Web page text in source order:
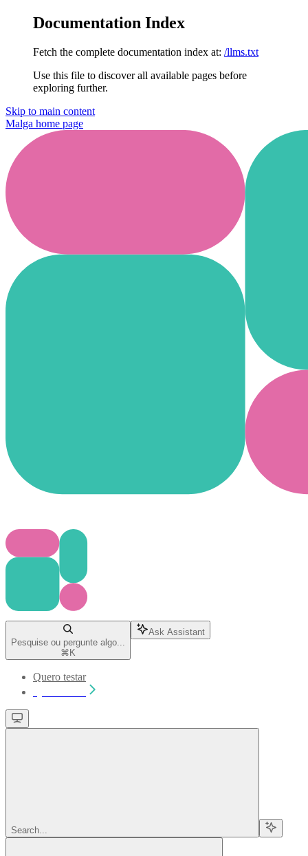
Documentation Index
Fetch the complete documentation index at: /llms.txt
Use this file to discover all available pages before
exploring further.
Skip to main content
Malga home page
Pesquise ou pergunte algo...
⌘ K
Ask Assistant
Quero testar
Search...